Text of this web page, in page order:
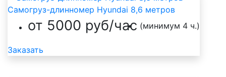
Самогруз-длинномер Hyundai 8,6 метров
от 5000 руб/час (минимум 4 ч.)
Заказать